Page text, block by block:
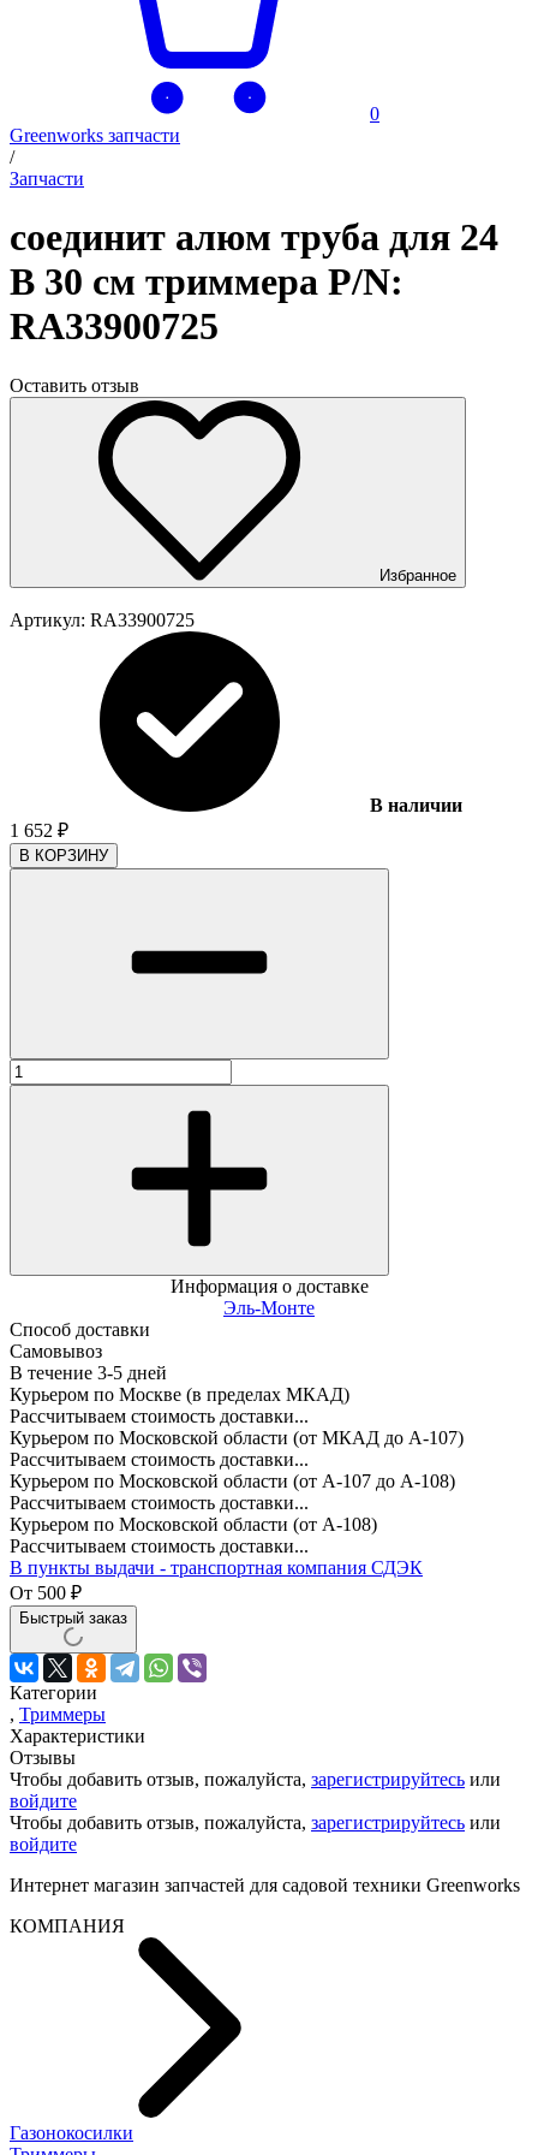
0
Greenworks запчасти
/
Запчасти
соединит алюм труба для 24
В 30 см триммера P/N:
RA33900725
Оставить отзыв
Избранное
Артикул: RA33900725
В наличии
1 652 ₽
В КОРЗИНУ
Информация о доставке
Эль-Монте
Способ доставки
Самовывоз
В течение 3-5 дней
Курьером по Москве (в пределах МКАД)
Рассчитываем стоимость доставки...
Курьером по Московской области (от МКАД до А-107)
Рассчитываем стоимость доставки...
Курьером по Московской области (от А-107 до А-108)
Рассчитываем стоимость доставки...
Курьером по Московской области (от А-108)
Рассчитываем стоимость доставки...
В пункты выдачи - транспортная компания СДЭК
От 500 ₽
Быстрый заказ
Категории
, Триммеры
Характеристики
Отзывы
Чтобы добавить отзыв, пожалуйста, зарегистрируйтесь или
войдите
Чтобы добавить отзыв, пожалуйста, зарегистрируйтесь или
войдите
Интернет магазин запчастей для садовой техники Greenworks
КОМПАНИЯ
Газонокосилки